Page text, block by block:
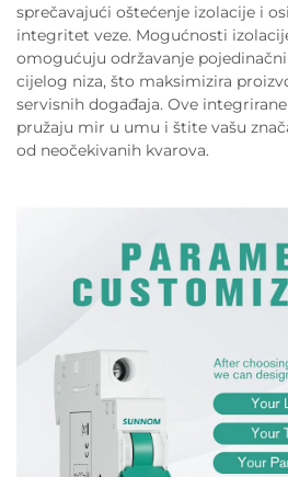
sprečavajući oštećenje izolacije i
integritet veze. Mogućnosti
omogućuju održavanje
cijelog niza, što maksimizira
servisnih događaja. Ove
pružaju mir u umu i štite vašu
od neočekivanih kvarova.